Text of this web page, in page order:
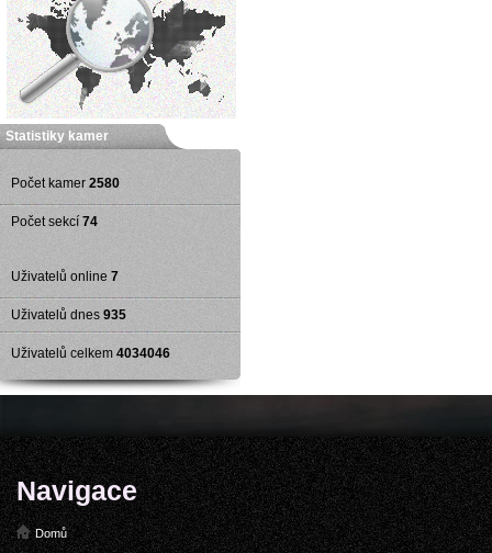
Statistiky kamer
Počet kamer 2580
Počet sekcí 74
Uživatelů online 7
Uživatelů dnes 935
Uživatelů celkem 4034046
Navigace
Domů